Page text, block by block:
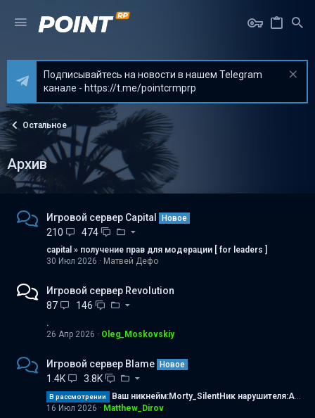
Подписывайтесь на новости в нашем Telegram
канале - https://t.me/pointcrmprp
Остальное
Архив
Игровой сервер Capital Новое
210 474
capital » получение прав для модерации [ for leaders ]
30 Июл 2026
Матвей Дефо
Игровой сервер Revolution
87
146
.
26 Апр 2026
Oleg_Moskovskiy
Игровой сервер Blame Новое
1.4K 3.8K
В рассмотрении
Ваш никнейм:Morty_SilentНик нарушителя:Angelina_Gold Суть нарушения: обман в трайДоказательства:
16 Июл 2026
Matthew_Dirov